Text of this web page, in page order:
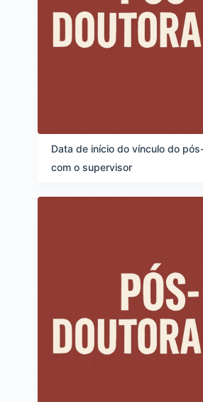
Data de início do vínculo do
com o supervisor